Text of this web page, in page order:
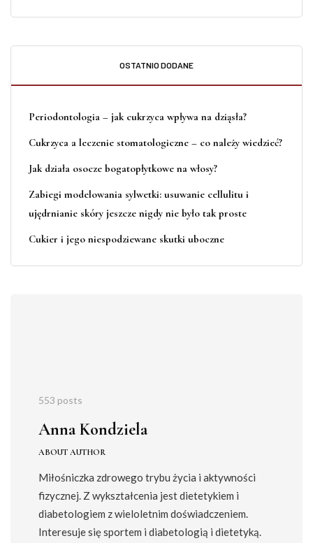
OSTATNIO DODANE
Periodontologia – jak cukrzyca wpływa na dziąsła?
Cukrzyca a leczenie stomatologiczne – co należy wiedzieć?
Jak działa osocze bogatopłytkowe na włosy?
Zabiegi modelowania sylwetki: usuwanie cellulitu i
ujędrnianie skóry jeszcze nigdy nie było tak proste
Cukier i jego niespodziewane skutki uboczne
553 posts
Anna Kondziela
ABOUT AUTHOR
Miłośniczka zdrowego trybu życia i aktywności
fizycznej. Z wykształcenia jest dietetykiem i
diabetologiem z wieloletnim doświadczeniem.
Interesuje się sportem i diabetologią i dietetyką.